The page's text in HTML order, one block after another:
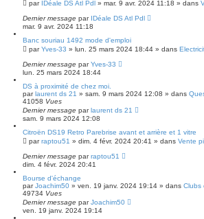
par IDéale DS Atl Pdl » mar. 9 avr. 2024 11:18 » dans
Dernier message par IDéale DS Atl Pdl
mar. 9 avr. 2024 11:18
Banc souriau 1492 mode d'emploi
parYves-33 » lun. 25 mars 2024 18:44 » dans
Dernier message parYves-33
lun. 25 mars 2024 18:44
DS à proximité de chez moi.
parlaurent ds 21 » sam. 9 mars 2024 12:08 » dans
41058 Vues
Dernier message parlaurent ds 21
sam. 9 mars 2024 12:08
Citroën DS19 Retro Parebrise avant et arrière et 1 vitre
parraptou51 » dim. 4 févr. 2024 20:41 » dans Vente
Dernier message parraptou51
dim. 4 févr. 2024 20:41
Bourse d'échange
parJoachim50 » ven. 19 janv. 2024 19:14 » dans Clubs
49734 Vues
Dernier message parJoachim50
ven. 19 janv. 2024 19:14